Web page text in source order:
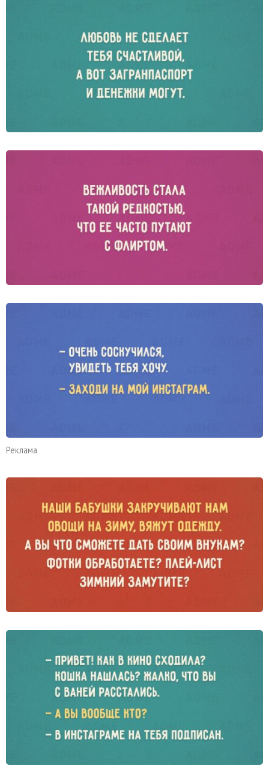
Реклама